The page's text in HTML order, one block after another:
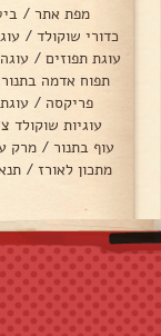
מפת אתר /
כדורי שוקולד /
עוגת תפוזים /
תפוח אדמה בתנור
פריקסה /
עוגיות שוקולד
עוף בתנור / מרק
מתכון לאורז /